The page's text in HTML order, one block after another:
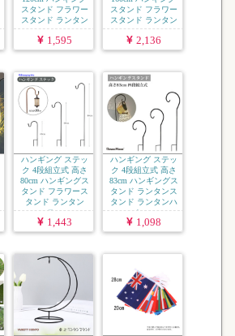
スタンド フラワー
スタンド ランタン
...
1,595
スタンド フラワー
スタンド ランタン
...
2,136
ハンギング ステッ
ク 4段組立式 高さ
80cm ハンギングス
タンド フラワース
タンド ランタン
ス...
1,443
ハンギング ステッ
ク 4段組立式 高さ
83cm ハンギングス
タンド ランタンス
タンド ランタンハ
ン...
1,098